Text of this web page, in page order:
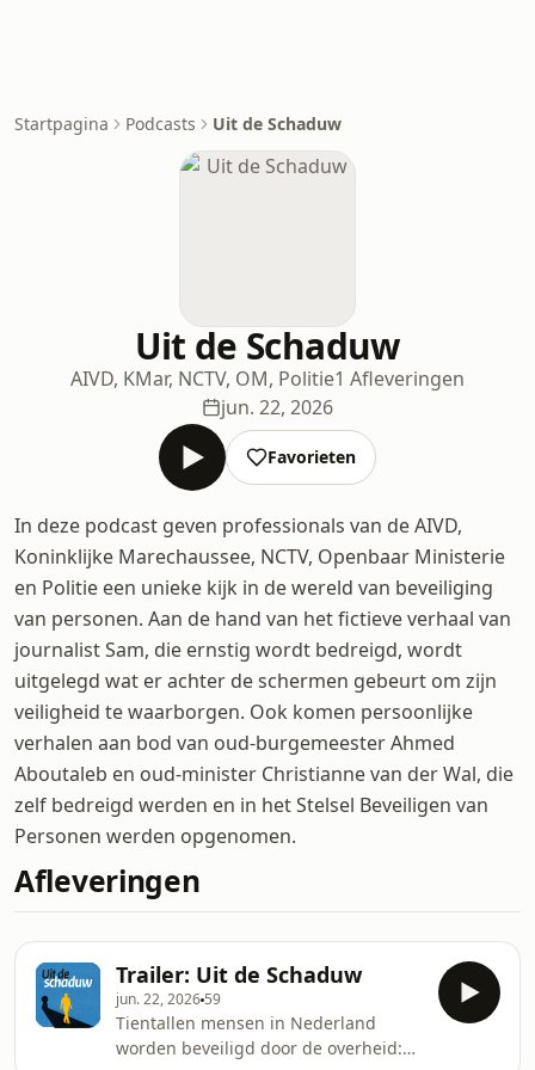
Startpagina Podcasts Uit de Schaduw
Uit de Schaduw
AIVD, KMar, NCTV, OM, Politie1 Afleveringen
jun. 22, 2026
Favorieten
In deze podcast geven professionals van de AIVD,
Koninklijke Marechaussee, NCTV, Openbaar Ministerie
en Politie een unieke kijk in de wereld van beveiliging
van personen. Aan de hand van het fictieve verhaal van
journalist Sam, die ernstig wordt bedreigd, wordt
uitgelegd wat er achter de schermen gebeurt om zijn
veiligheid te waarborgen. Ook komen persoonlijke
verhalen aan bod van oud-burgemeester Ahmed
Aboutaleb en oud-minister Christianne van der Wal, die
zelf bedreigd werden en in het Stelsel Beveiligen van
Personen werden opgenomen.
Afleveringen
Trailer: Uit de Schaduw
jun. 22, 2026 59
Tientallen mensen in Nederland
worden beveiligd door de overheid: